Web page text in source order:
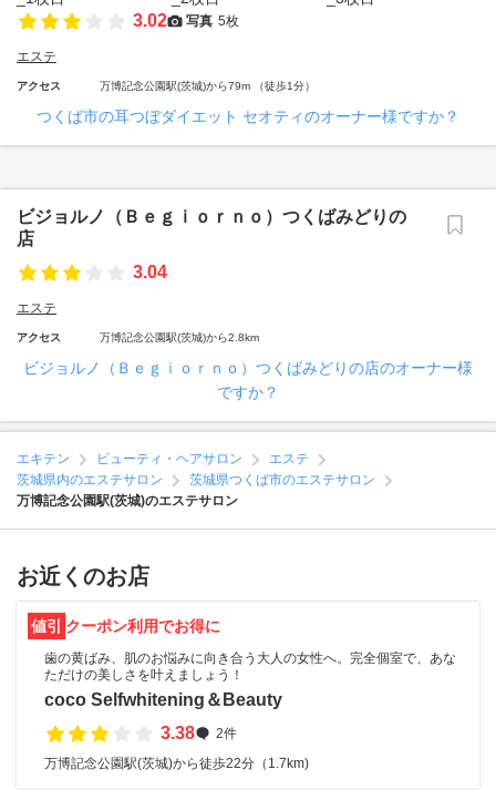
3.02 写真 5枚
エステ
アクセス 万博記念公園駅(茨城)から79m （徒歩1分）
つくば市の耳つぼダイエット セオティのオーナー様ですか？
ビジョルノ（Ｂｅｇｉｏｒｎｏ）つくばみどりの
店
3.04
エステ
アクセス 万博記念公園駅(茨城)から2.8km
ビジョルノ（Ｂｅｇｉｏｒｎｏ）つくばみどりの店のオーナー様
ですか？
エキテン ビューティ・ヘアサロン
エステ
茨城県内のエステサロン
茨城県つくば市のエステサロン
万博記念公園駅(茨城)のエステサロン
お近くのお店
値引 クーポン利用でお得に
歯の黄ばみ、肌のお悩みに向き合う大人の女性へ。完全個室で、あな
ただけの美しさを叶えましょう！
coco Selfwhitening＆Beauty
3.38
2件
万博記念公園駅(茨城)から徒歩22分（1.7km)